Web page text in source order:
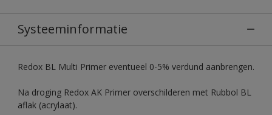
Systeeminformatie
Redox BL Multi Primer eventueel 0-5% verdund aanbrengen.
Na droging Redox AK Primer overschilderen met Rubbol BL
aflak (acrylaat).